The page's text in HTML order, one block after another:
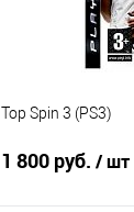
Top Spin 3 (PS3)
1 800 руб. / шт